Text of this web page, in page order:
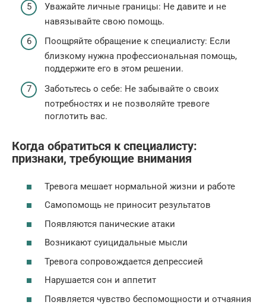
Уважайте личные границы: Не давите и не
навязывайте свою помощь.
Поощряйте обращение к специалисту: Если
близкому нужна профессиональная помощь,
поддержите его в этом решении.
Заботьтесь о себе: Не забывайте о своих
потребностях и не позволяйте тревоге
поглотить вас.
Когда обратиться к специалисту:
признаки, требующие внимания
Тревога мешает нормальной жизни и работе
Самопомощь не приносит результатов
Появляются панические атаки
Возникают суицидальные мысли
Тревога сопровождается депрессией
Нарушается сон и аппетит
Появляется чувство беспомощности и отчаяния